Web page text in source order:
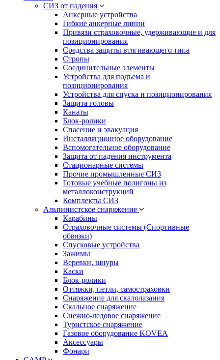
СИЗ от падения
Анкерные устройства
Гибкие анкерные линии
Привязи страховочные, удерживающие и для
позиционирования
Средства защиты втягивающего типа
Стропы
Соединительные элементы
Устройства для подъема и
позиционирования
Устройства для спуска и позиционирования
Защита головы
Канаты
Блок-ролики
Спасение и эвакуация
Инсталляционное оборудование
Вспомогательное оборудование
Защита от падения инструмента
Стационарные системы
Прочие промышленные СИЗ
Готовые учебные полигоны из
металлоконструкций
Комплекты СИЗ
Альпинистское снаряжение
Карабины
Страховочные системы (Спортивные
обвязки)
Спусковые устройства
Зажимы
Веревки, шнуры
Каски
Блок-ролики
Оттяжки, петли, самостраховки
Снаряжение для скалолазания
Скальное снаряжение
Снежно-ледовое снаряжение
Туристское снаряжение
Газовое оборудование KOVEA
Аксессуары
Фонари